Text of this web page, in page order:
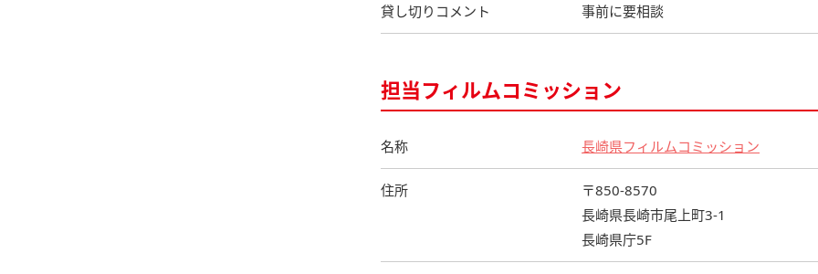
貸し切りコメント 事前に要相談
担当フィルムコミッション
名称 長崎県フィルムコミッション
住所
〒850-8570
長崎県長崎市尾上町3-1
長崎県庁5F